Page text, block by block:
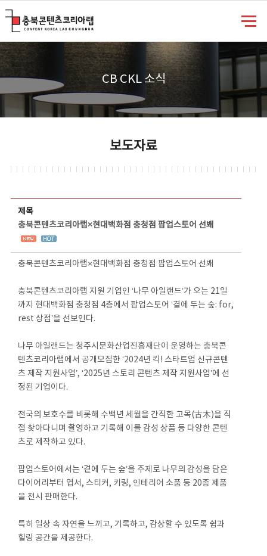
CB CKL 소식
보도자료
제목
충북콘텐츠코리아랩×현대백화점 충청점 팝업스토어 선봬
충북콘텐츠코리아랩×현대백화점 충청점 팝업스토어 선봬
충북콘텐츠코리아랩 지원 기업인 ‘나무 아일랜드’가 오는 21일
까지 현대백화점 충청점 4층에서 팝업스토어 ‘곁에 두는 숲: for,
rest 상점’을 선보인다.
나무 아일랜드는 청주시문화산업진흥재단이 운영하는 충북콘
텐츠코리아랩에서 공개모집한 ‘2024년 킥! 스타트업 신규콘텐
츠 제작 지원사업’, ‘2025년 스토리 콘텐츠 제작 지원사업’에 선
정된 기업이다.
전국의 보호수를 비롯해 수백년 세월을 간직한 고목(古木)을 직
접 찾아다니며 촬영하고 기록해 이를 감성 상품 등 다양한 콘텐
츠로 제작하고 있다.
팝업스토어에서는 ‘곁에 두는 숲’을 주제로 나무의 감성을 담은
다이어리부터 엽서, 스티커, 키링, 인테리어 소품 등 20종 제품
을 전시 판매한다.
특히 일상 속 자연을 느끼고, 기록하고, 감상할 수 있도록 쉼과
힐링 공간을 제공한다.